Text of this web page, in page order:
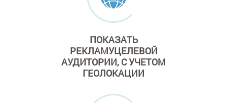
ПОКАЗАТЬ
РЕКЛАМУЦЕЛЕВОЙ
АУДИТОРИИ, С УЧЕТОМ
ГЕОЛОКАЦИИ